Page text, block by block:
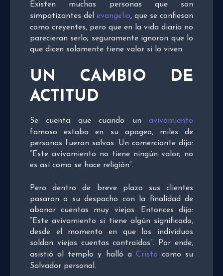
Existen muchas personas que son
simpatizantes del evangelio, que se confiesan
como creyentes, pero que en la vida diaria no
parecieran serlo; seguramente ignoran que lo
que dicen solamente tiene valor si lo viven.
UN CAMBIO DE
ACTITUD
Se cuenta que cuando un avivamiento
famoso estaba en su apogeo, miles de
personas fueron salvas. Un comerciante dijo:
“Este avivamiento no tiene ningún valor; no
es así como se hace religión”.
Pero dentro de breve plazo sus clientes
pasaron a su despacho con la finalidad de
abonar cuentas muy viejas. Entonces dijo:
“Este avivamiento si tiene algún significado,
desde el momento en que los individuos
saldan viejas cuentas contraídas”. Por ende,
asistió al templo y halló a Cristo como su
Salvador personal.